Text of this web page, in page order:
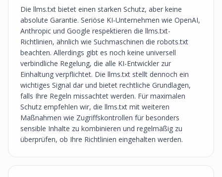
Die llms.txt bietet einen starken Schutz, aber keine
absolute Garantie. Seriöse KI-Unternehmen wie OpenAI,
Anthropic und Google respektieren die llms.txt-
Richtlinien, ähnlich wie Suchmaschinen die robots.txt
beachten. Allerdings gibt es noch keine universell
verbindliche Regelung, die alle KI-Entwickler zur
Einhaltung verpflichtet. Die llms.txt stellt dennoch ein
wichtiges Signal dar und bietet rechtliche Grundlagen,
falls Ihre Regeln missachtet werden. Für maximalen
Schutz empfehlen wir, die llms.txt mit weiteren
Maßnahmen wie Zugriffskontrollen für besonders
sensible Inhalte zu kombinieren und regelmäßig zu
überprüfen, ob Ihre Richtlinien eingehalten werden.